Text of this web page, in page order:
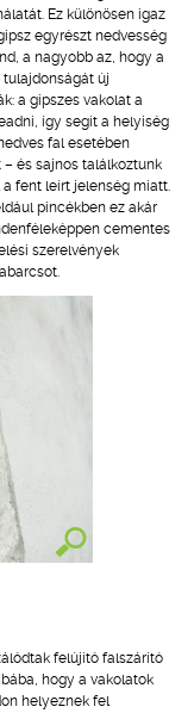
Ez különösen igaz
egyrészt nedvesség
a nagyobb az, hogy a
tulajdonságát új
a gipszes vakolat a
így segít a helyiség
fal esetében
és sajnos találkoztunk
fent leírt jelenség miatt.
pincékben ez akár
cementes
szerelvények
felújító falszárító
hogy a vakolatok
helyeznek fel